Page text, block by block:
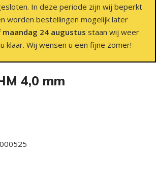
In deze periode zijn wij beperkt
worden bestellingen mogelijk later
maandag 24 augustus staan wij weer
klaar. Wij wensen u een fijne zomer!
4,0 mm